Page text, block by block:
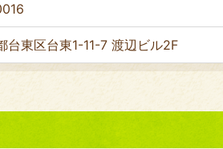
台東区台東1-11-7 渡辺ビル2F